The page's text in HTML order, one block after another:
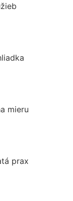
mieru
prax